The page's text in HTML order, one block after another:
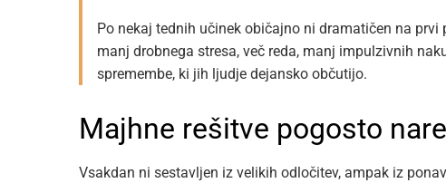
Po nekaj tednih učinek običajno ni dramatičen na
manj drobnega stresa, več reda, manj impulzivnih
spremembe, ki jih ljudje dejansko občutijo.
Majhne rešitve pogosto
Vsakdan ni sestavljen iz velikih odločitev, ampak iz